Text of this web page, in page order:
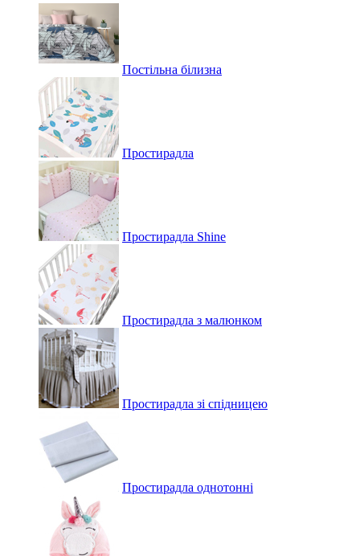
Постільна білизна
Простирадла
Простирадла Shine
Простирадла з малюнком
Простирадла зі спідницею
Простирадла однотонні